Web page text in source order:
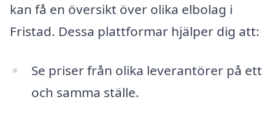
kan få en översikt över olika elbolag i
Fristad. Dessa plattformar hjälper dig att:
Se priser från olika leverantörer på ett
och samma ställe.